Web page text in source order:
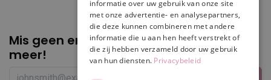
Mis geen enkelepromotie of korting
meer!
informatie over uw gebruik van onze site
met onze advertentie- en analysepartners,
die deze kunnen combineren met andere
informatie die u aan hen heeft verstrekt of
die zij hebben verzameld door uw gebruik
van hun diensten. Privacybeleid